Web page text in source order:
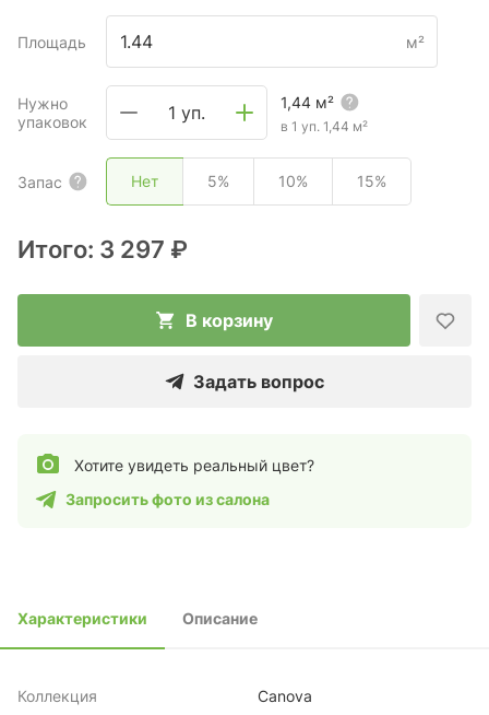
Площадь м²
Нужно
упаковок
1 уп. 1,44 м²
в 1 уп. 1,44 м²
Запас Нет 5% 10% 15%
Итого: 3 297 ₽
В корзину
Задать вопрос
Хотите увидеть реальный цвет?
Запросить фото из салона
Характеристики Описание
Коллекция Canova